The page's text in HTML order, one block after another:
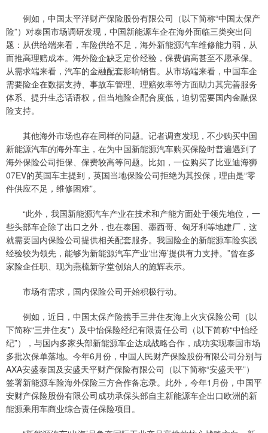
例如，中国太平洋财产保险股份有限公司（以下简称“中国太保产
险”）对泰国市场调研发现，中国新能源车企在海外面临三类突出问
题：从供给端来看，车险供给不足，海外新能源汽车维修能力弱，从
而推高理赔成本。海外险企缺乏定价经验，保费偏高甚至不愿承保。
从需求端来看，汽车的金融配套影响销售。从市场端来看，中国车企
需要险企在数据支持、事故车管理、理赔效率等方面助力其完善服务
体系、提升生态话语权，但当地险企配合度低，迫切需要国内金融保
险支持。
其他海外市场也存在同样的问题。记者调查发现，不少购买中国
新能源汽车的海外车主，在为中国新能源汽车购买保险时普遍遇到了
海外保险公司拒保、保费较高等问题。比如，一位购买了比亚迪海狮
07EV的英国车主提到，英国当地保险公司拒绝为其投保，理由是“零
件供应不足，维修困难”。
“此外，我国新能源汽车产业在技术和产能方面处于领先地位，一
些头部车企除了出口之外，也在泰国、墨西哥、匈牙利等地建厂，这
就需要国内保险公司提供相关配套服务。我国险企的新能源车险实践
经验较为领先，能够为新能源汽车产业‘出海’提供有力支持。”曾在多
家险企任职、现为燕梳新学堂创始人的施辉表示。
市场有需求，国内保险公司开始积极行动。
例如，近日，中国太保产险携手三井住友海上火灾保险公司（以
下简称“三井住友”）及中怡保险经纪有限责任公司（以下简称“中怡经
纪”），与国内多家头部新能源车企达成战略合作，成功实现泰国市场
多批次保单落地。今年6月份，中国人民财产保险股份有限公司分别与
AXA安盛泰国及安盛天平财产保险有限公司（以下简称“安盛天平”）
签署新能源车险海外保险三方合作备忘录。此外，今年1月份，中国平
安财产保险股份有限公司成功承保头部自主新能源车企出口欧洲的新
能源乘用车商业综合责任保险项目。